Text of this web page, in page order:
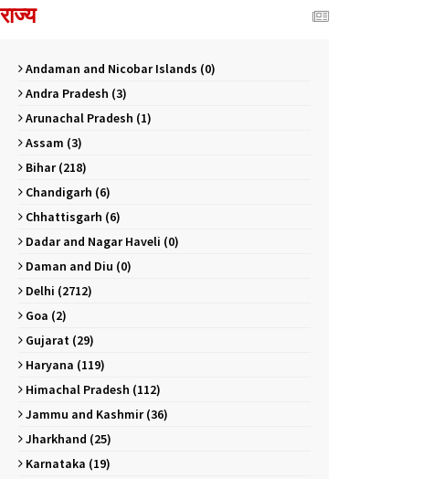
राज्य
Andaman and Nicobar Islands (0)
Andra Pradesh (3)
Arunachal Pradesh (1)
Assam (3)
Bihar (218)
Chandigarh (6)
Chhattisgarh (6)
Dadar and Nagar Haveli (0)
Daman and Diu (0)
Delhi (2712)
Goa (2)
Gujarat (29)
Haryana (119)
Himachal Pradesh (112)
Jammu and Kashmir (36)
Jharkhand (25)
Karnataka (19)